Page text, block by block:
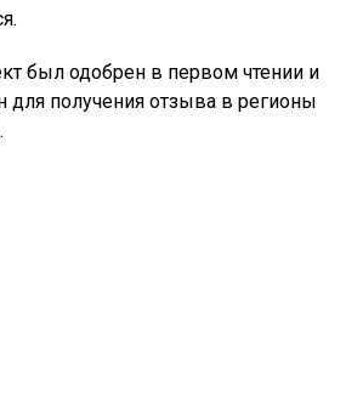
был одобрен в первом чтении и
для получения отзыва в регионы